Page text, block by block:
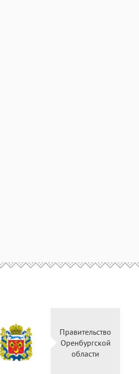
Правительство
Оренбургской
области